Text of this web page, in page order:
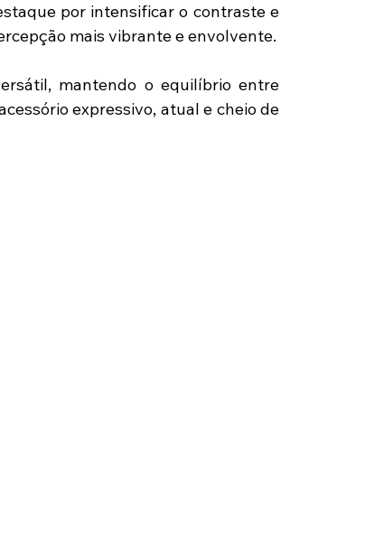
por intensificar o contraste e
mais vibrante e envolvente.
mantendo o equilíbrio entre
expressivo, atual e cheio de